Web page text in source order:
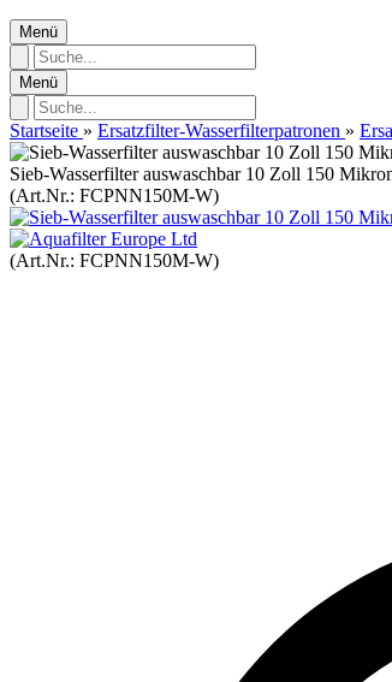
Menü
Menü
Startseite » Ersatzfilter-Wasserfilterpatronen »
Sieb-Wasserfilter auswaschbar 10 Zoll 150
(Art.Nr.: FCPNN150M-W)
(Art.Nr.: FCPNN150M-W)